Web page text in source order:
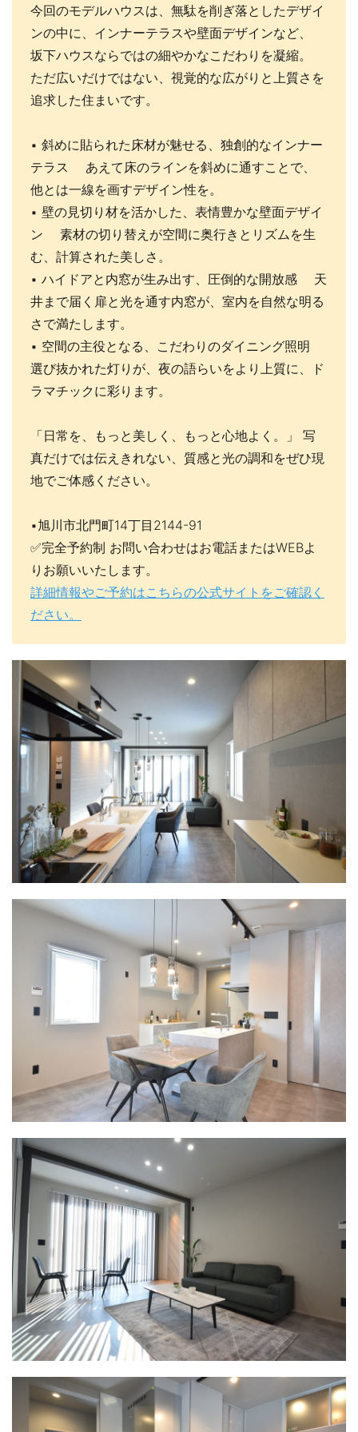
今回のモデルハウスは、無駄を削ぎ落としたデザイ
ンの中に、インナーテラスや壁面デザインなど、
坂下ハウスならではの細やかなこだわりを凝縮。
ただ広いだけではない、視覚的な広がりと上質さを
追求した住まいです。
▪️ 斜めに貼られた床材が魅せる、独創的なインナー
テラス あえて床のラインを斜めに通すことで、
他とは一線を画すデザイン性を。
▪️ 壁の見切り材を活かした、表情豊かな壁面デザイ
ン 素材の切り替えが空間に奥行きとリズムを生
む、計算された美しさ。
▪️ ハイドアと内窓が生み出す、圧倒的な開放感 天
井まで届く扉と光を通す内窓が、室内を自然な明る
さで満たします。
▪️ 空間の主役となる、こだわりのダイニング照明
選び抜かれた灯りが、夜の語らいをより上質に、ド
ラマチックに彩ります。
「日常を、もっと美しく、もっと心地よく。」 写
真だけでは伝えきれない、質感と光の調和をぜひ現
地でご体感ください。
▪️旭川市北門町14丁目2144-91
✅完全予約制 お問い合わせはお電話またはWEBよ
りお願いいたします。
詳細情報やご予約はこちらの公式サイトをご確認く
ださい。